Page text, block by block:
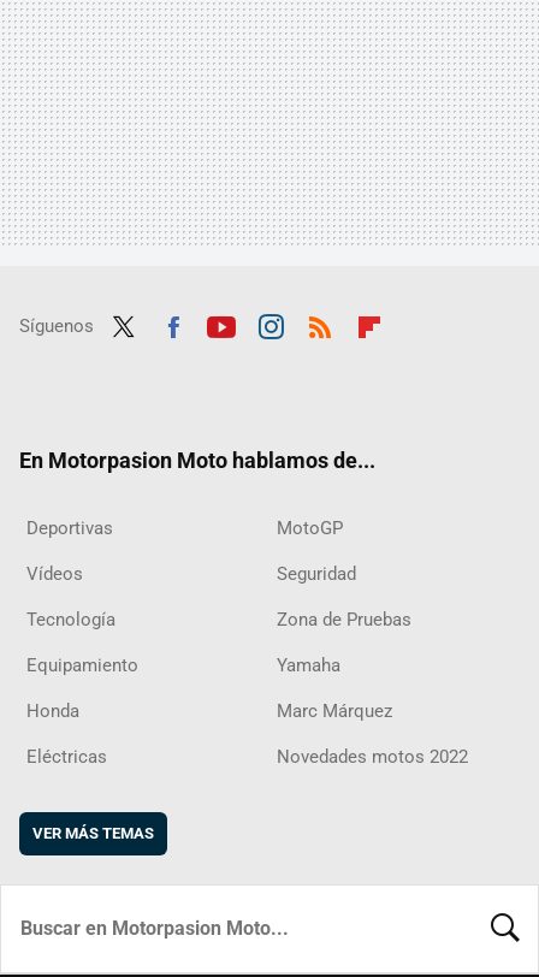
Síguenos
En Motorpasion Moto hablamos de...
Deportivas MotoGP
Vídeos Seguridad
Tecnología Zona de Pruebas
Equipamiento Yamaha
Honda Marc Márquez
Eléctricas Novedades motos 2022
VER MÁS TEMAS